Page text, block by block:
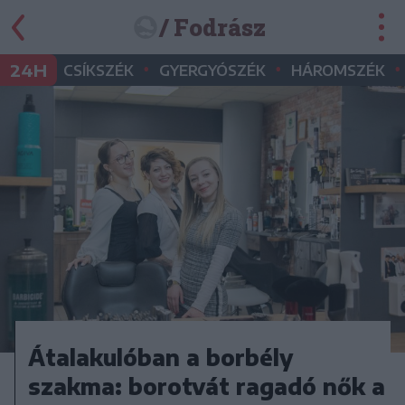
/ Fodrász
24H CSÍKSZÉK • GYERGYÓSZÉK • HÁROMSZÉK •
Átalakulóban a borbély
szakma: borotvát ragadó nők a